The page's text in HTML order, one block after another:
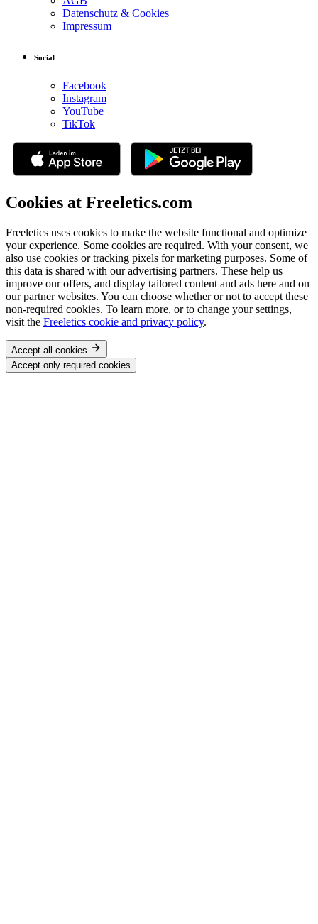
Datenschutz & Cookies
Impressum
Social
Facebook
Instagram
YouTube
TikTok
Cookies at Freeletics.com
Freeletics uses cookies to make the website functional and optimize
your experience. Some cookies are required. With your consent, we
also use cookies or tracking pixels for marketing purposes. Some of
this data is shared with our advertising partners. These help us
improve our offers, and display tailored content and ads here and on
our partner websites. You can choose whether or not to accept these
non-required cookies. To learn more, or to change your settings,
visit the Freeletics cookie and privacy policy.
Accept all cookies
Accept only required cookies